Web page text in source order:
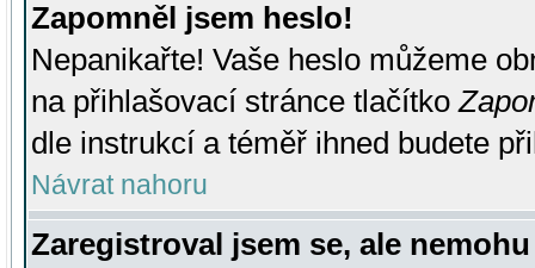
Zapomněl jsem heslo!
Nepanikařte! Vaše heslo můžeme
na přihlašovací stránce tlačítko
dle instrukcí a téměř ihned budete
Návrat nahoru
Zaregistroval jsem se, ale